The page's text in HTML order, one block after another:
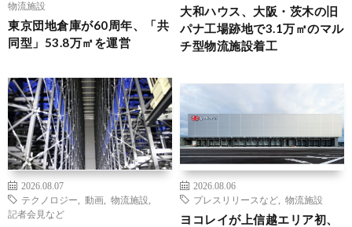
物流施設
東京団地倉庫が60周年、「共
同型」53.8万㎡を運営
大和ハウス、大阪・茨木の旧
パナ工場跡地で3.1万㎡のマル
チ型物流施設着工
2026.08.07
テクノロジー
動画 物流施設
記者会見など
2026.08.06
プレスリリースなど
物流施設
ヨコレイが上信越エリア初、